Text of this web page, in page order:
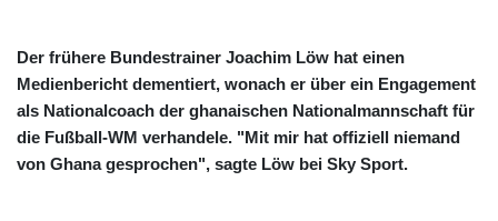
Der frühere Bundestrainer Joachim Löw hat einen
Medienbericht dementiert, wonach er über ein Engagement
als Nationalcoach der ghanaischen Nationalmannschaft für
die Fußball-WM verhandele. "Mit mir hat offiziell niemand
von Ghana gesprochen", sagte Löw bei Sky Sport.